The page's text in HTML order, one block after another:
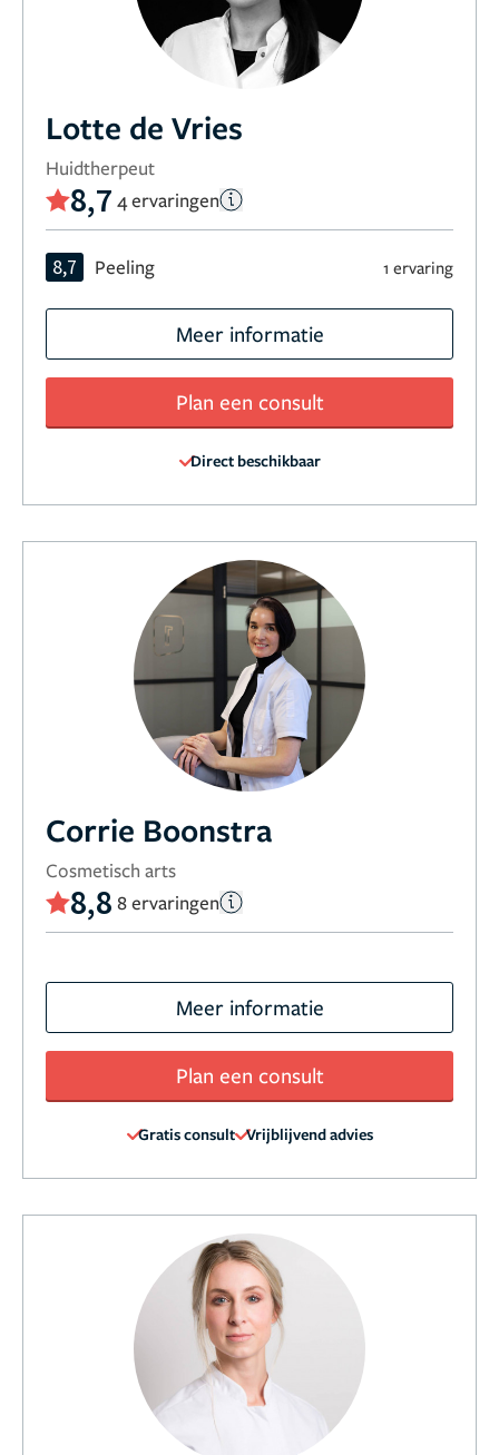
Lotte de Vries
Huidtherpeut
8,7 4 ervaringen
8,7 Peeling 1 ervaring
Meer informatie
Plan een consult
Direct beschikbaar
Corrie Boonstra
Cosmetisch arts
8,8 8 ervaringen
Meer informatie
Plan een consult
Gratis consult Vrijblijvend advies